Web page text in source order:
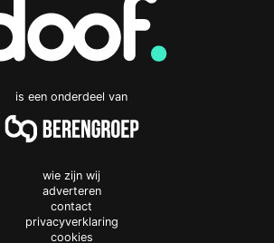
is een onderdeel van
wie zijn wij
adverteren
contact
privacyverklaring
cookies